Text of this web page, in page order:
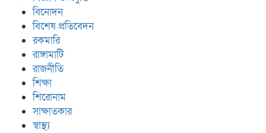
বিনোদন
বিশেষ প্রতিবেদন
রকমারি
রাঙ্গামাটি
রাজনীতি
শিক্ষা
শিরোনাম
সাক্ষাতকার
স্বাস্থ্য